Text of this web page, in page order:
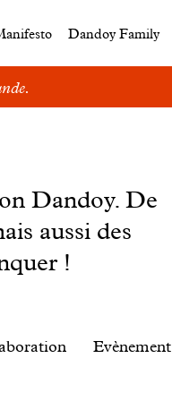
Dandoy Family
Dandoy. De
aussi des
!
Evènement